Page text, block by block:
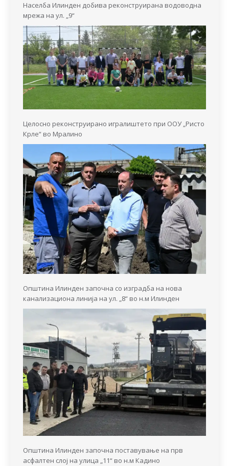
Населба Илинден добива реконструирана водоводна
мрежа на ул. „9“
Целосно реконструирано игралиштето при ООУ „Ристо
Крле“ во Мралино
Општина Илинден започна со изградба на нова
канализациона линија на ул. „8“ во н.м Илинден
Општина Илинден започна поставување на прв
асфалтен слој на улица „11“ во н.м Кадино